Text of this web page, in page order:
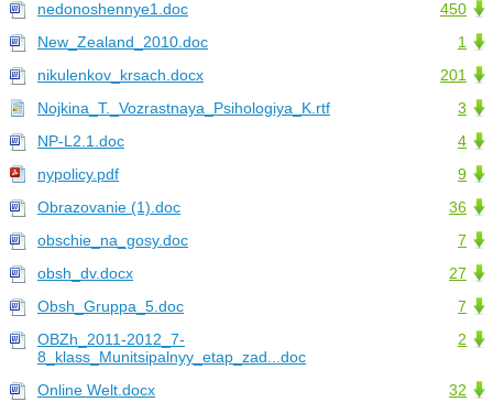
450
nedonoshennye1.doc
1
New_Zealand_2010.doc
201
nikulenkov_krsach.docx
3
Nojkina_T._Vozrastnaya_Psihologiya_K.rtf
4
NP-L2.1.doc
9
nypolicy.pdf
36
Obrazovanie (1).doc
7
obschie_na_gosy.doc
27
obsh_dv.docx
7
Obsh_Gruppa_5.doc
2
OBZh_2011-2012_7-
8_klass_Munitsipalnyy_etap_zad...doc
32
Online Welt.docx